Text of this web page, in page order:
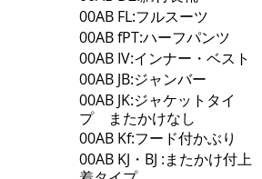
00AB FL:フルスーツ
00AB fPT:ハーフパンツ
00AB IV:インナー・ベスト
00AB JB:ジャンバー
00AB JK:ジャケットタイ
プ またかけなし
00AB Kf:フード付かぶり
00AB KJ・BJ :またかけ付上